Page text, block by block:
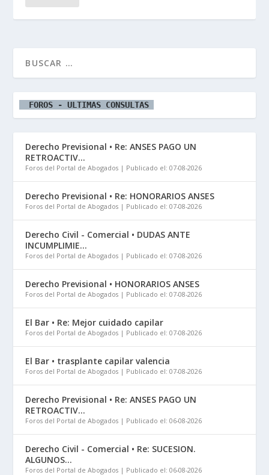
  FOROS - ULTIMAS CONSULTAS
Derecho Previsional • Re: ANSES PAGO UN
RETROACTIV...
Foros del Portal de Abogados Publicado el: 07-08-2026
Derecho Previsional • Re: HONORARIOS ANSES
Foros del Portal de Abogados Publicado el: 07-08-2026
Derecho Civil - Comercial • DUDAS ANTE
INCUMPLIMIE...
Foros del Portal de Abogados Publicado el: 07-08-2026
Derecho Previsional • HONORARIOS ANSES
Foros del Portal de Abogados Publicado el: 07-08-2026
El Bar • Re: Mejor cuidado capilar
Foros del Portal de Abogados Publicado el: 07-08-2026
El Bar • trasplante capilar valencia
Foros del Portal de Abogados Publicado el: 07-08-2026
Derecho Previsional • Re: ANSES PAGO UN
RETROACTIV...
Foros del Portal de Abogados Publicado el: 06-08-2026
Derecho Civil - Comercial • Re: SUCESION.
ALGUNOS...
Foros del Portal de Abogados Publicado el: 06-08-2026